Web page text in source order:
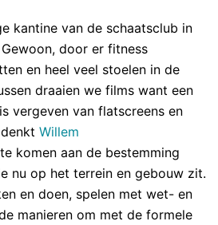
kantine van de schaatsclub in
door er fitness
en heel veel stoelen in de
draaien we films want een
vergeven van flatscreens en
Willem
komen aan de bestemming
nu op het terrein en gebouw zit.
en doen, spelen met wet- en
manieren om met de formele